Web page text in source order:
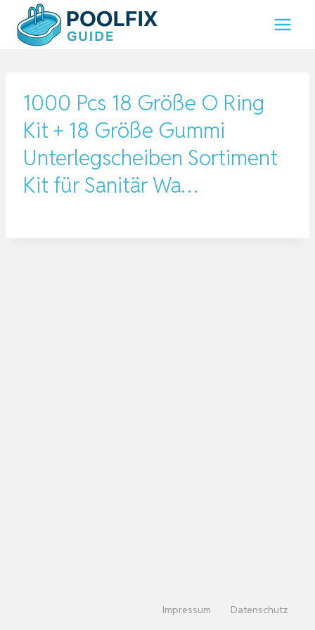
Inhalt
springen
1000 Pcs 18 Größe O Ring
Kit + 18 Größe Gummi
Unterlegscheiben Sortiment
Kit für Sanitär Wa…
Impressum Datenschutz